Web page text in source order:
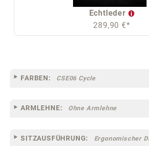
Echtleder
289,90 €*
FARBEN: CSE06 Cycle
ARMLEHNE: Ohne Armlehne
SITZAUSFÜHRUNG: